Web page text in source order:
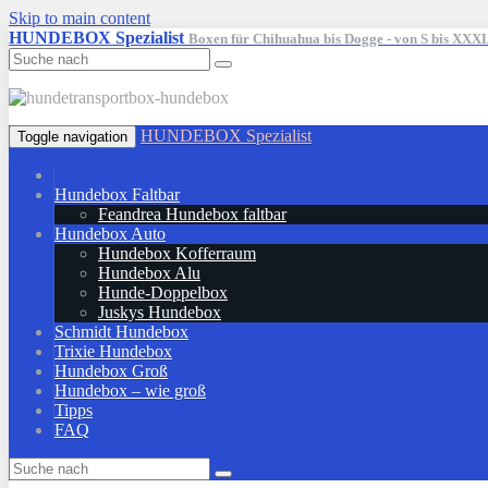
Skip to main content
HUNDEBOX Spezialist Boxen für Chihuahua bis Dogge - von S bis
Toggle navigation HUNDEBOX Spezialist
Hundebox Faltbar
Feandrea Hundebox faltbar
Hundebox Auto
Hundebox Kofferraum
Hundebox Alu
Hunde-Doppelbox
Juskys Hundebox
Schmidt Hundebox
Trixie Hundebox
Hundebox Groß
Hundebox – wie groß
Tipps
FAQ